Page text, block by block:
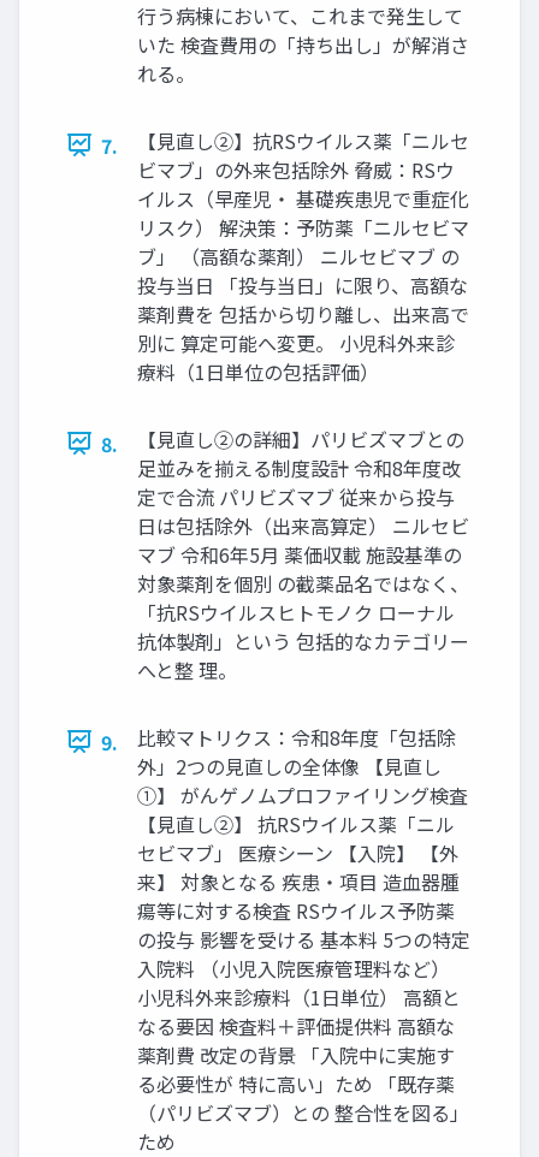
行う病棟において、これまで発生して
いた 検査費用の「持ち出し」が解消さ
れる。
7.
【見直し②】抗RSウイルス薬「ニルセ
ビマブ」の外来包括除外 脅威：RSウ
イルス（早産児・ 基礎疾患児で重症化
リスク） 解決策：予防薬「ニルセビマ
ブ」 （高額な薬剤） ニルセビマブ の
投与当日 「投与当日」に限り、高額な
薬剤費を 包括から切り離し、出来高で
別に 算定可能へ変更。 小児科外来診
療料（1日単位の包括評価）
8.
【見直し②の詳細】パリビズマブとの
足並みを揃える制度設計 令和8年度改
定で合流 パリビズマブ 従来から投与
日は包括除外（出来高算定） ニルセビ
マブ 令和6年5月 薬価収載 施設基準の
対象薬剤を個別 の截薬品名ではなく、
「抗RSウイルスヒトモノク ローナル
抗体製剤」という 包括的なカテゴリー
へと整 理。
9.
比較マトリクス：令和8年度「包括除
外」2つの見直しの全体像 【見直し
①】 がんゲノムプロファイリング検査
【見直し②】 抗RSウイルス薬「ニル
セビマブ」 医療シーン 【入院】 【外
来】 対象となる 疾患・項目 造血器腫
瘍等に対する検査 RSウイルス予防薬
の投与 影響を受ける 基本料 5つの特定
入院料 （小児入院医療管理料など）
小児科外来診療料（1日単位） 高額と
なる要因 検査料＋評価提供料 高額な
薬剤費 改定の背景 「入院中に実施す
る必要性が 特に高い」ため 「既存薬
（パリビズマブ）との 整合性を図る」
ため